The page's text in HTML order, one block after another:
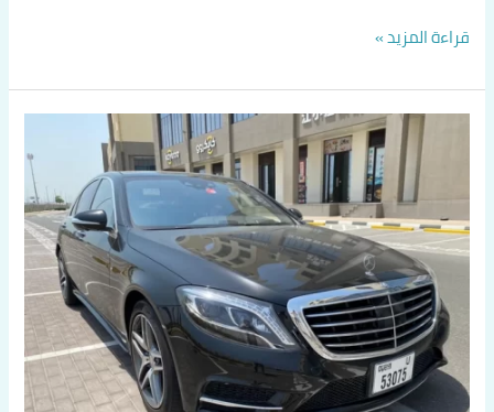
قراءة المزيد »
حولي
اتصل
60036648